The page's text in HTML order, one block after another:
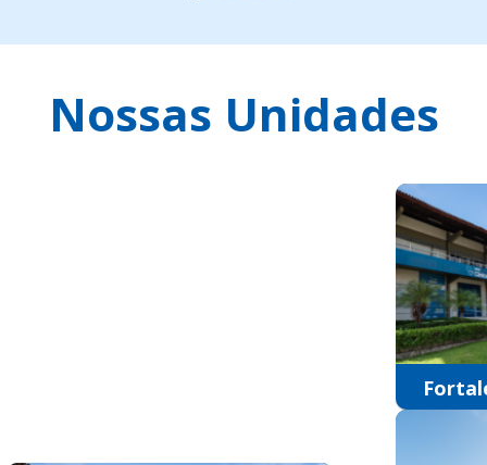
Nossas Unidades